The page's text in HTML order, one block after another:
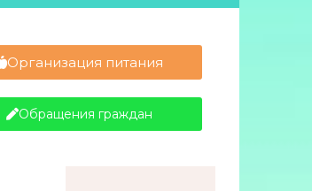
Организация питания
Обращения граждан